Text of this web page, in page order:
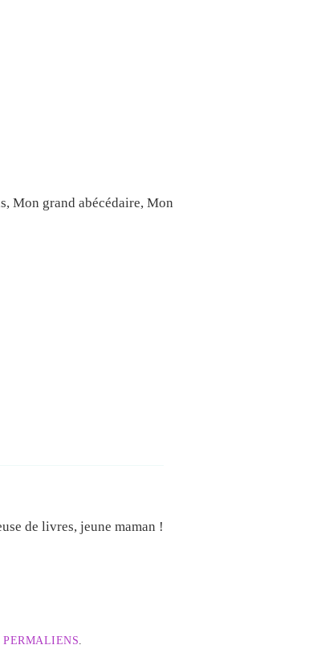
Mon grand abécédaire, Mon
de livres, jeune maman !
PERMALIENS.